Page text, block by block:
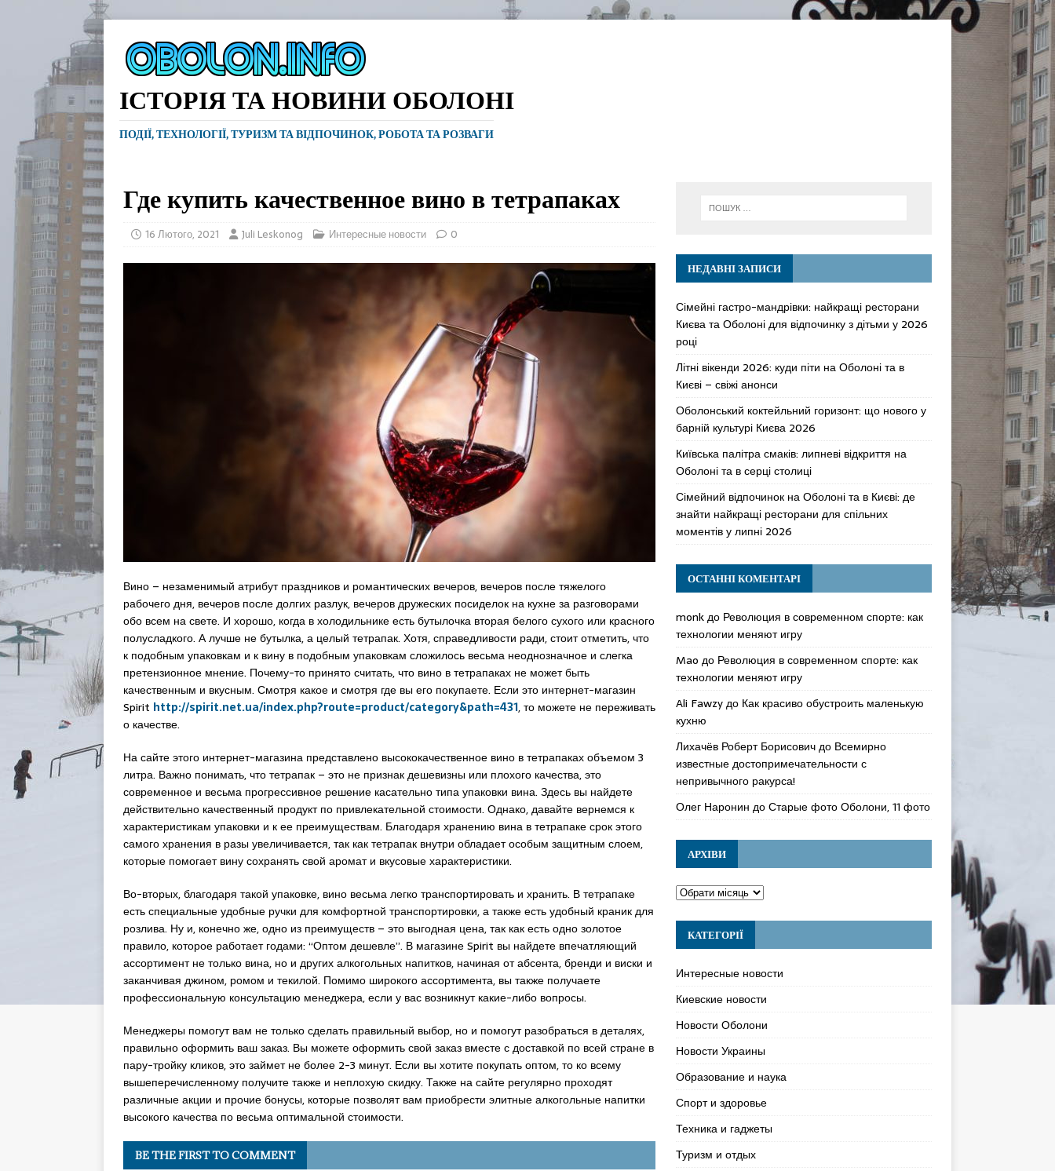
ІСТОРІЯ ТА НОВИНИ ОБОЛОНІ
ПОДІЇ, ТЕХНОЛОГІЇ, ТУРИЗМ ТА ВІДПОЧИНОК, РОБОТА ТА РОЗВАГИ
Где купить качественное вино в тетрапаках
16 Лютого, 2021 Juli Leskonog Интересные новости 0
Вино – незаменимый атрибут праздников и романтических вечеров, вечеров после тяжелого
рабочего дня, вечеров после долгих разлук, вечеров дружеских посиделок на кухне за разговорами
обо всем на свете. И хорошо, когда в холодильнике есть бутылочка вторая белого сухого или красного
полусладкого. А лучше не бутылка, а целый тетрапак. Хотя, справедливости ради, стоит отметить, что
к подобным упаковкам и к вину в подобным упаковкам сложилось весьма неоднозначное и слегка
претензионное мнение. Почему-то принято считать, что вино в тетрапаках не может быть
качественным и вкусным. Смотря какое и смотря где вы его покупаете. Если это интернет-магазин
Spirit http://spirit.net.ua/index.php?route=product/category&path=431, то можете не переживать
о качестве.
На сайте этого интернет-магазина представлено высококачественное вино в тетрапаках объемом 3
литра. Важно понимать, что тетрапак – это не признак дешевизны или плохого качества, это
современное и весьма прогрессивное решение касательно типа упаковки вина. Здесь вы найдете
действительно качественный продукт по привлекательной стоимости. Однако, давайте вернемся к
характеристикам упаковки и к ее преимуществам. Благодаря хранению вина в тетрапаке срок этого
самого хранения в разы увеличивается, так как тетрапак внутри обладает особым защитным слоем,
которые помогает вину сохранять свой аромат и вкусовые характеристики.
Во-вторых, благодаря такой упаковке, вино весьма легко транспортировать и хранить. В тетрапаке
есть специальные удобные ручки для комфортной транспортировки, а также есть удобный краник для
розлива. Ну и, конечно же, одно из преимуществ – это выгодная цена, так как есть одно золотое
правило, которое работает годами: “Оптом дешевле”. В магазине Spirit вы найдете впечатляющий
ассортимент не только вина, но и других алкогольных напитков, начиная от абсента, бренди и виски и
заканчивая джином, ромом и текилой. Помимо широкого ассортимента, вы также получаете
профессиональную консультацию менеджера, если у вас возникнут какие-либо вопросы.
Менеджеры помогут вам не только сделать правильный выбор, но и помогут разобраться в деталях,
правильно оформить ваш заказ. Вы можете оформить свой заказ вместе с доставкой по всей стране в
пару-тройку кликов, это займет не более 2-3 минут. Если вы хотите покупать оптом, то ко всему
вышеперечисленному получите также и неплохую скидку. Также на сайте регулярно проходят
различные акции и прочие бонусы, которые позволят вам приобрести элитные алкогольные напитки
высокого качества по весьма оптимальной стоимости.
BE THE FIRST TO COMMENT
НЕДАВНІ ЗАПИСИ
Сімейні гастро-мандрівки: найкращі ресторани
Києва та Оболоні для відпочинку з дітьми у 2026
році
Літні вікенди 2026: куди піти на Оболоні та в
Києві – свіжі анонси
Оболонський коктейльний горизонт: що нового у
барній культурі Києва 2026
Київська палітра смаків: липневі відкриття на
Оболоні та в серці столиці
Сімейний відпочинок на Оболоні та в Києві: де
знайти найкращі ресторани для спільних
моментів у липні 2026
ОСТАННІ КОМЕНТАРІ
monkдо Революция в современном спорте: как
технологии меняют игру
Mao до Революция в современном спорте: как
технологии меняют игру
Ali Fawzyдо Как красиво обустроить маленькую
кухню
Лихачёв Роберт Борисовичдо Всемирно
известные достопримечательности с
непривычного ракурса!
Олег Наронин доСтарые фото Оболони, 11 фото
АРХІВИ
КАТЕГОРІЇ
Интересные новости
Киевские новости
Новости Оболони
Новости Украины
Образование и наука
Спорт и здоровье
Техника и гаджеты
Туризм и отдых